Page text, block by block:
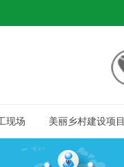
现场 美丽乡村建设项目